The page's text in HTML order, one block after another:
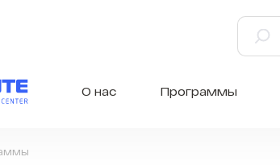
О нас Программы